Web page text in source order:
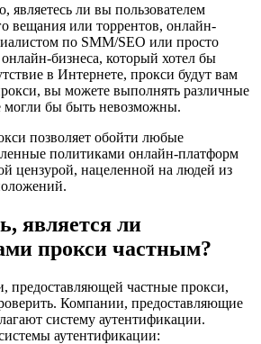
являетесь ли вы пользователем
вещания или торрентов, онлайн-
по SMM/SEO или просто
бизнеса, который хотел бы
в Интернете, прокси будут вам
вы можете выполнять различные
могли бы быть невозможны.
позволяет обойти любые
политиками онлайн-платформ
цензурой, нацеленной на людей из
является ли
прокси частным?
предоставляющей частные прокси,
Компании, предоставляющие
систему аутентификации.
аутентификации: